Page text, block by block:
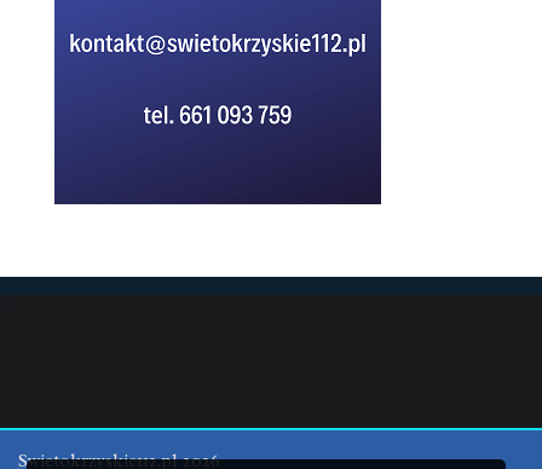
Swietokrzyskie112.pl 2026